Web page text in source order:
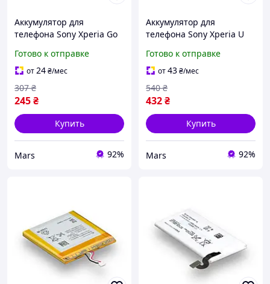
Аккумулятор для
телефона Sony Xperia Go
запасная аккумуляторная
батарея Li-ion 1265 мАч
AAAA
Готово к отправке
от24₴/мес
245₴
307 ₴
Купить
Mars 92%
Аккумулятор для
телефона Sony Xperia U
аккумуляторная батарея
Li-ion 1290 мАч AAAA
Готово к отправке
от43₴/мес
432₴
540 ₴
Купить
Mars 92%